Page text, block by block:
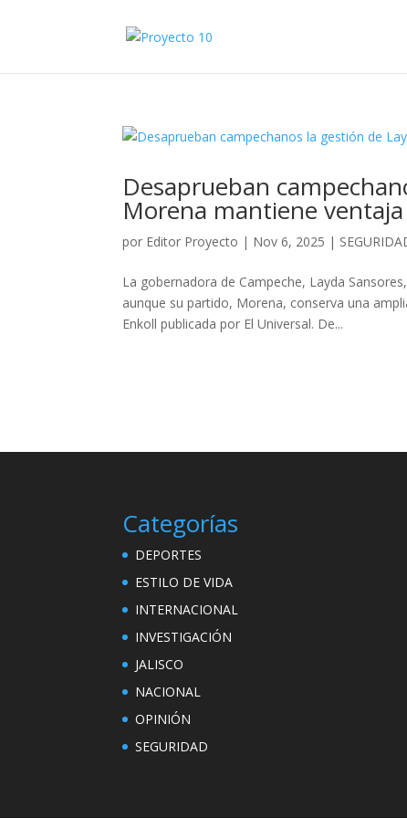
Desaprueban
Morena mantiene ventaja
por Editor Proyecto | Nov 6, 2025 |
La gobernadora de Campeche, Layda
aunque su partido, Morena, conserva una
Enkoll publicada por El Universal. De...
Categorías
DEPORTES
ESTILO DE VIDA
INTERNACIONAL
INVESTIGACIÓN
JALISCO
NACIONAL
OPINIÓN
SEGURIDAD